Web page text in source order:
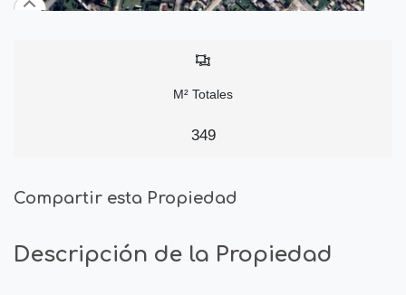
M² Totales
349
Compartir esta Propiedad
Descripción de la Propiedad